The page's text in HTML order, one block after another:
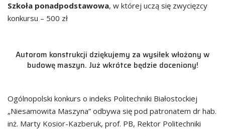
Szkoła ponadpodstawowa, w której uczą się zwycięzcy
konkursu – 500 zł
Autorom konstrukcji dziękujemy za wysiłek włożony w
budowę maszyn. Już wkrótce będzie doceniony!
Ogólnopolski konkurs o indeks Politechniki Białostockiej
„Niesamowita Maszyna” odbywa się pod patronatem dr hab.
inż. Marty Kosior-Kazberuk, prof. PB, Rektor Politechniki